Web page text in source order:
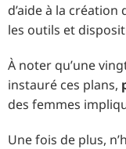
d’aide à la
les outils et
À noter qu’une
instauré ces plans,
des femmes
Une fois de plus,